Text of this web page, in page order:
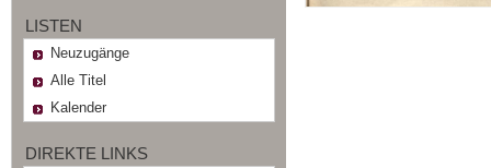
LISTEN
Neuzugänge
Alle Titel
Kalender
DIREKTE LINKS